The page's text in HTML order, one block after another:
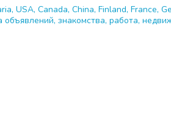
USA, Canada, China, Finland, France,
знакомства, работа,